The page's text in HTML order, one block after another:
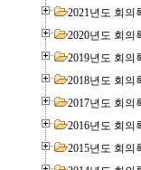
2021년도 회의
2020년도 회의
2019년도 회의
2018년도 회의
2017년도 회의
2016년도 회의
2015년도 회의